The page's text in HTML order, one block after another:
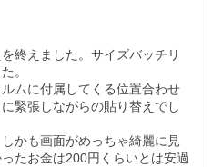
終えました。サイズバッチリ
。
ムに付属してくる位置合わせ
緊張しながらの貼り替えでし
かも画面がめっちゃ綺麗に見
たお金は200円くらいとは安過